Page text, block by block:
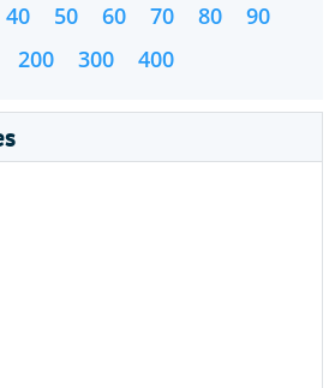
40 50 60 70 80
90
200 300 400